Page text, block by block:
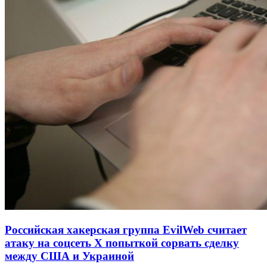
Российская хакерская группа EvilWeb считает
атаку на соцсеть Х попыткой сорвать сделку
между США и Украиной